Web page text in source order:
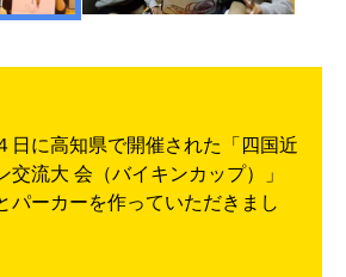
日に高知県で開催された「四国近
交流大 会（バイキンカップ）」
パーカーを作っていただきまし